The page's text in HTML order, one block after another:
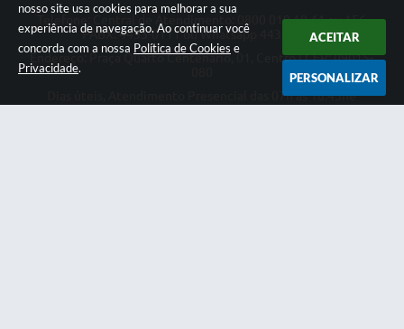
nosso site usa cookies para melhorar a sua
experiência de navegação. Ao continuar você
concorda com a nossa Política de Cookies e
Privacidade.
ACEITAR
PERSONALIZAR
Telefone: Central de Atendimento: 0800 019 19 44 ou 156
PABX: 4433-0111 ou Whatsapp 4433-0123
Endereço: Praça Quarto Centenário, 01, Centro | CEP: 09015-
Dias úteis, Atendimento Presencial das 07h as 18:45he